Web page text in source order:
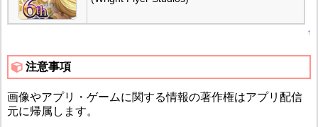
↑
注意事項
画像やアプリ・ゲームに関する情報の著作権はアプリ配信
元に帰属します。